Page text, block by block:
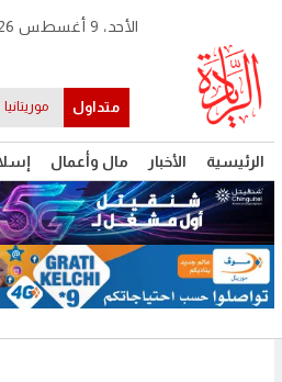
الرئيسية الأخبار مال وأعمال
الأحد، 9 أغسطس 2026
متداول موريتانيا